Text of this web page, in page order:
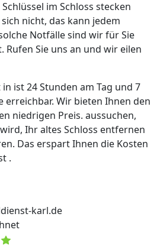
im Schloss stecken
nicht, das kann jedem
Notfälle sind wir für Sie
Rufen Sie uns an und wir eilen
ist 24 Stunden am Tag und 7
erreichbar. Wir bieten Ihnen den
niedrigen Preis. aussuchen,
Ihr altes Schloss entfernen
Das erspart Ihnen die Kosten
.
karl.de